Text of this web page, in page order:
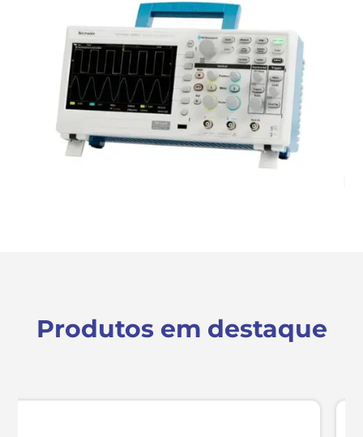
Produtos em destaque